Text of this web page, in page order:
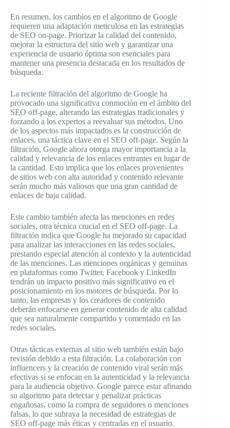
En resumen, los cambios en el algoritmo de Google
requieren una adaptación meticulosa en las estrategias
de SEO on-page. Priorizar la calidad del contenido,
mejorar la estructura del sitio web y garantizar una
experiencia de usuario óptima son esenciales para
mantener una presencia destacada en los resultados de
búsqueda.
La reciente filtración del algoritmo de Google ha
provocado una significativa conmoción en el ámbito del
SEO off-page, alterando las estrategias tradicionales y
forzando a los expertos a reevaluar sus métodos. Uno
de los aspectos más impactados es la construcción de
enlaces, una táctica clave en el SEO off-page. Según la
filtración, Google ahora otorga mayor importancia a la
calidad y relevancia de los enlaces entrantes en lugar de
la cantidad. Esto implica que los enlaces provenientes
de sitios web con alta autoridad y contenido relevante
serán mucho más valiosos que una gran cantidad de
enlaces de baja calidad.
Este cambio también afecta las menciones en redes
sociales, otra técnica crucial en el SEO off-page. La
filtración indica que Google ha mejorado su capacidad
para analizar las interacciones en las redes sociales,
prestando especial atención al contexto y la autenticidad
de las menciones. Las menciones orgánicas y genuinas
en plataformas como Twitter, Facebook y LinkedIn
tendrán un impacto positivo más significativo en el
posicionamiento en los motores de búsqueda. Por lo
tanto, las empresas y los creadores de contenido
deberán enfocarse en generar contenido de alta calidad
que sea naturalmente compartido y comentado en las
redes sociales.
Otras tácticas externas al sitio web también están bajo
revisión debido a esta filtración. La colaboración con
influencers y la creación de contenido viral serán más
efectivas si se enfocan en la autenticidad y la relevancia
para la audiencia objetivo. Google parece estar afinando
su algoritmo para detectar y penalizar prácticas
engañosas, como la compra de seguidores o menciones
falsas, lo que subraya la necesidad de estrategias de
SEO off-page más éticas y centradas en el usuario.